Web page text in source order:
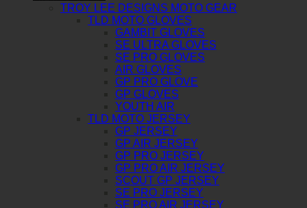
TROY LEE DESIGNS MOTO GEAR
TLD MOTO GLOVES
GAMBIT GLOVES
SE ULTRA GLOVES
SE PRO GLOVES
AIR GLOVES
GP PRO GLOVE
GP GLOVES
YOUTH AIR
TLD MOTO JERSEY
GP JERSEY
GP AIR JERSEY
GP PRO JERSEY
GP PRO AIR JERSEY
SCOUT GP JERSEY
SE PRO JERSEY
SE PRO AIR JERSEY